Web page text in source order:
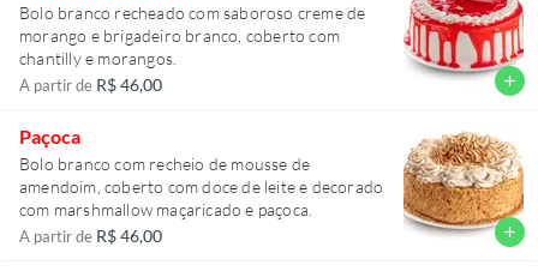
Bolo branco recheado com saboroso creme de
morango e brigadeiro branco, coberto com
chantilly e morangos.
A partir de R$ 46,00 add
Paçoca
Bolo branco com recheio de mousse de
amendoim, coberto com doce de leite e decorado
com marshmallow maçaricado e paçoca.
A partir de R$ 46,00 add